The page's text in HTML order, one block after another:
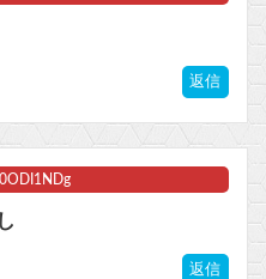
返信
返信